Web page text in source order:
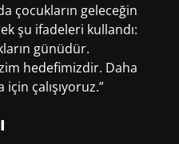
çocukların geleceğin
şu ifadeleri kullandı:
günüdür.
hedefimizdir. Daha
çalışıyoruz.”